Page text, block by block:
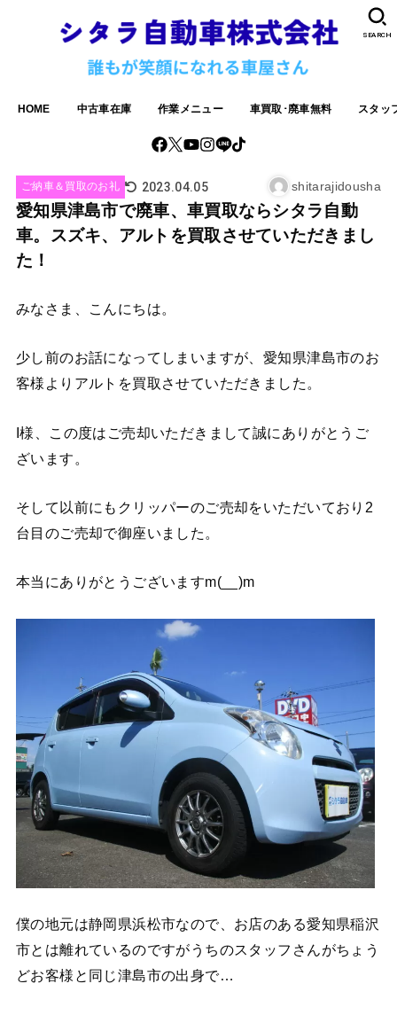
HOME 中古車在庫 作業メニュー 車買取･廃車無料 スタッ
SEARCH
ご納車＆買取のお礼 2023.04.05 shitarajidousha
愛知県津島市で廃車、車買取ならシタラ自動
車。スズキ、アルトを買取させていただきまし
た！
みなさま、こんにちは。
少し前のお話になってしまいますが、愛知県津島市のお
客様よりアルトを買取させていただきました。
I様、この度はご売却いただきまして誠にありがとうご
ざいます。
そして以前にもクリッパーのご売却をいただいており2
台目のご売却で御座いました。
本当にありがとうございますm(__)m
僕の地元は静岡県浜松市なので、お店のある愛知県稲沢
市とは離れているのですがうちのスタッフさんがちょう
どお客様と同じ津島市の出身で…